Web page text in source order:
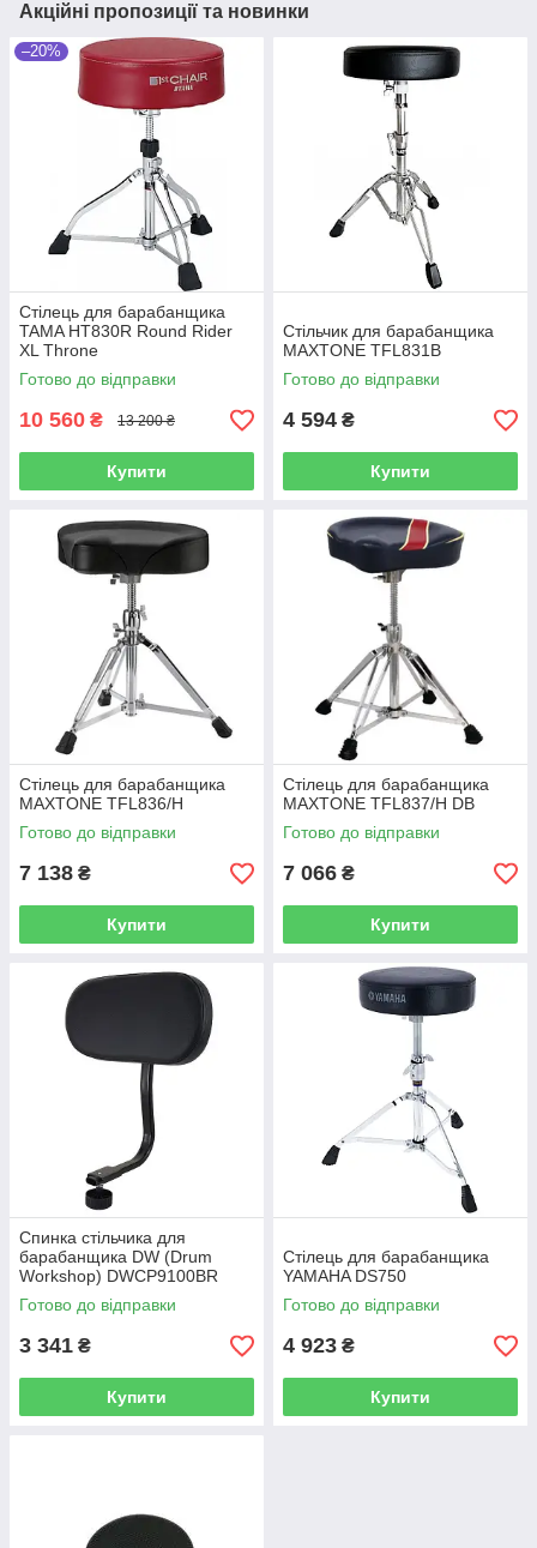
Акційні пропозиції та новинки
–20%
Стілець для барабанщика
TAMA HT830R Round Rider
XL Throne
Готово до відправки
10 560 ₴ 13 200 ₴
Купити
Стільчик для барабанщика
MAXTONE TFL831B
Готово до відправки
4 594 ₴
Купити
Стілець для барабанщика
MAXTONE TFL836/H
Готово до відправки
7 138 ₴
Купити
Стілець для барабанщика
MAXTONE TFL837/H DB
Готово до відправки
7 066 ₴
Купити
Спинка стільчика для
барабанщика DW (Drum
Workshop) DWCP9100BR
BACKREST 9100BR
Готово до відправки
3 341 ₴
Купити
Стілець для барабанщика
YAMAHA DS750
Готово до відправки
4 923 ₴
Купити